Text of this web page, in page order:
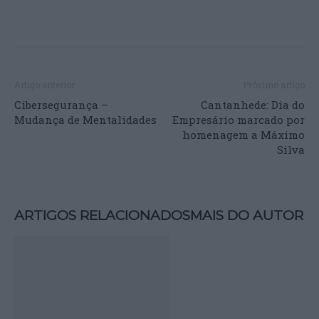
Cibersegurança –
Mudança de Mentalidades
Cantanhede: Dia do
Empresário marcado por
homenagem a Máximo
Silva
ARTIGOS RELACIONADOSMAIS DO AUTOR